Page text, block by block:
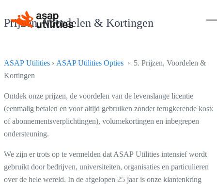
Prijzen, Voordelen & Kortingen
ASAP Utilities › ASAP Utilities Opties › 5. Prijzen, Voordelen &
Kortingen
Ontdek onze prijzen, de voordelen van de levenslange licentie
(eenmalig betalen en voor altijd gebruiken zonder terugkerende
of abonnementsverplichtingen), volumekortingen en inbegrepen
ondersteuning.
We zijn er trots op te vermelden dat ASAP Utilities intensief wordt
gebruikt door bedrijven, universiteiten, organisaties en particulieren
over de hele wereld. In de afgelopen 25 jaar is onze klantenkring